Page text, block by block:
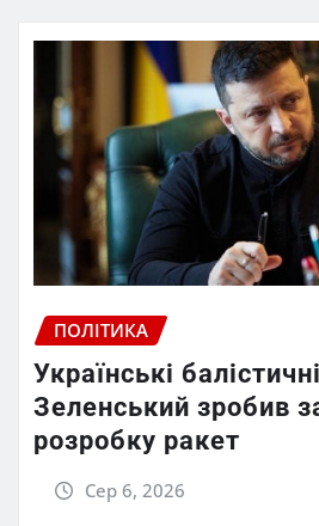
ПОЛІТИКА
Українські
Зеленський зробив
розробку ракет
Сер 6, 2026